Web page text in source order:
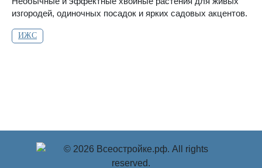
изгородей, одиночных посадок и ярких садовых акцентов.
ИЖС